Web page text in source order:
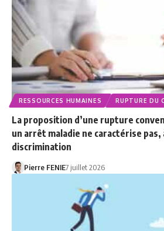
RESSOURCES HUMAINES RUPTURE DU
La proposition d’une rupture
un arrêt maladie ne caractérise pas,
discrimination
Pierre FENIE7 juillet 2026